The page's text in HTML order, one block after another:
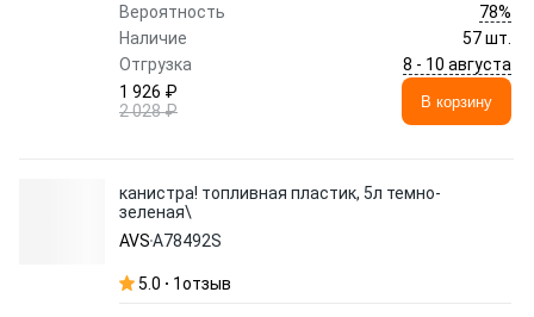
Вероятность
78%
Наличие
57 шт.
Отгрузка
8 - 10 августа
1 926 ₽
2 028 ₽
В корзину
канистра! топливная пластик, 5л темно-
зеленая\
AVSA78492S
5.0 1отзыв